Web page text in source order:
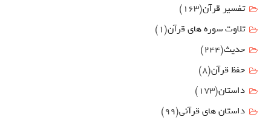
تفسیر قرآن(163)
تلاوت سوره های قرآن(1)
حدیث(244)
حفظ قرآن(8)
داستان(173)
داستان های قرآنی(99)